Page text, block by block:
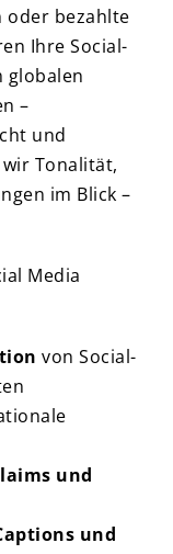
oder bezahlte
Ihre Social-
globalen
–
und
Tonalität,
im Blick –
Media
von Social-
und
und